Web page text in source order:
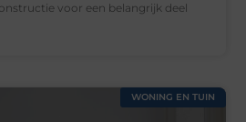
voor een belangrijk deel
WONING EN TUIN